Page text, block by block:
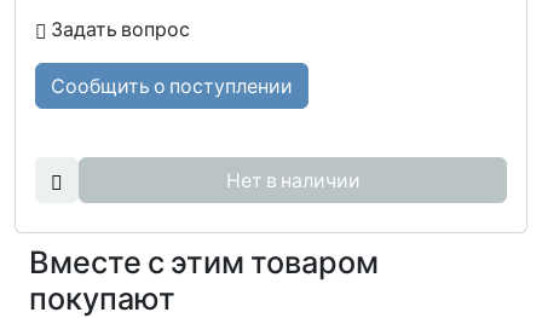
Задать вопрос
Сообщить о поступлении
Нет в наличии
Вместе с этим товаром
покупают